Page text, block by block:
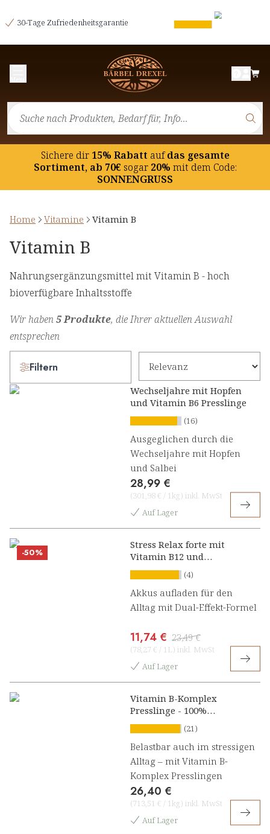
30-Tage Zufriedenheitsgarantie
Sichere dir15% Rabatt aufdas gesamte
Sortiment, ab 70€ sogar20% mit dem Code:
SONNENGRUSS
Home Vitamine Vitamin B
Vitamin B
Nahrungsergänzungsmittel mit Vitamin B - hoch
bioverfügbare Inhaltsstoffe
Wir haben5 Produkte, die Ihrer aktuellen Auswahl
entsprechen
Filtern
Wechseljahre mit Hopfen
und Vitamin B6 Presslinge
(16)
Ausgeglichen durch die
Wechseljahre mit Hopfen
und Salbei
28,99 €
(301,98 € / 1kg) inkl. MwSt
Auf Lager
-50%
Stress Relax forte mit
Vitamin B12 und
Ashwagandha Konzentrat
(4)
Akkus aufladen für den
Alltag mit Dual-Effekt-Formel
11,74 € 23,49 €
(78,27 € / 1L) inkl. MwSt
Auf Lager
Vitamin B-Komplex
Presslinge - 100%
natürlich
(21)
Belastbar auch im stressigen
Alltag – mit Vitamin B-
Komplex Presslingen
26,40 €
(713,51 € / 1kg) inkl. MwSt
Auf Lager